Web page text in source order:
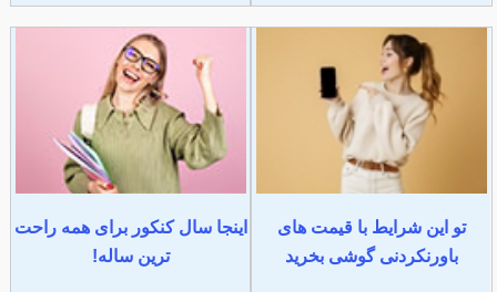
تو این شرایط با قیمت های
باورنکردنی گوشی بخرید
اینجا سال کنکور برای همه راحت
ترین ساله!